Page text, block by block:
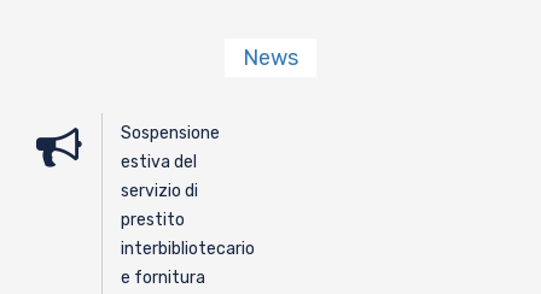
News
Sospensione
estiva del
servizio di
prestito
interbibliotecario
e fornitura